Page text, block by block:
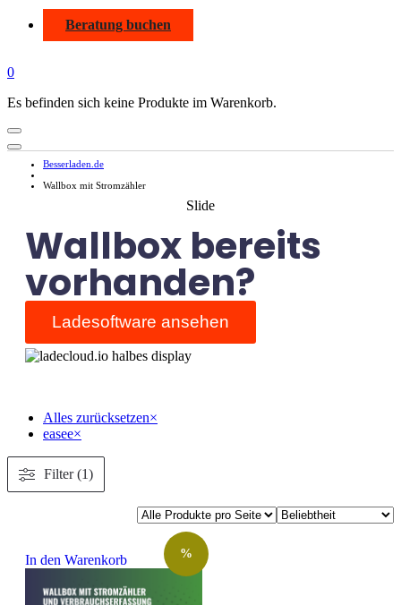
Beratung buchen
0
Es befinden sich keine Produkte im Warenkorb.
Besserladen.de
Wallbox mit Stromzähler
Slide
Wallbox bereits
vorhanden?
Ladesoftware ansehen
Alles zurücksetzen×
easee×
Filter (1)
In den Warenkorb %